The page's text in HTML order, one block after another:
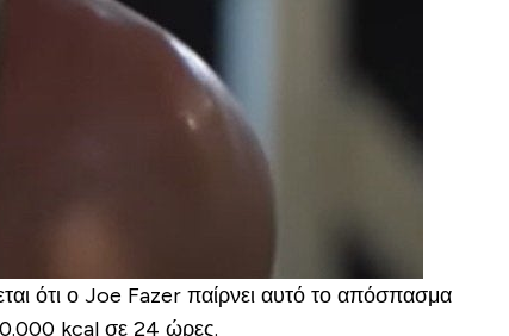
ότι ο Joe Fazer παίρνει αυτό το απόσπασμα
kcal σε 24 ώρες.